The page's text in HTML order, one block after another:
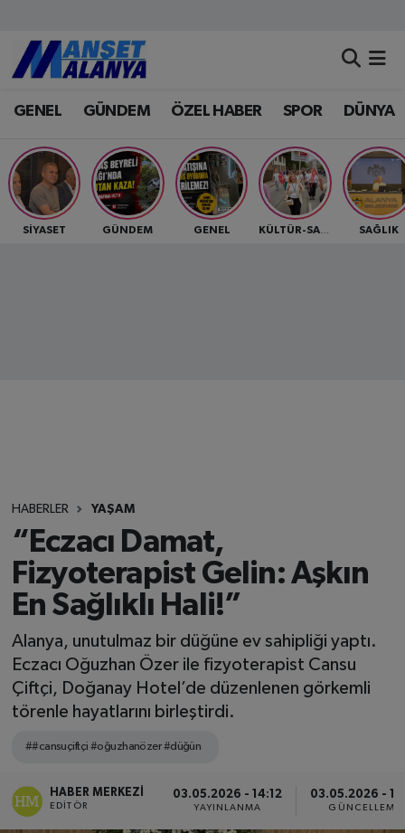
GENEL GÜNDEM ÖZEL HABER SPOR DÜNYA
SİYASET GÜNDEM GENEL KÜLTÜR-SANAT SAĞLIK
HABERLER YAŞAM
“Eczacı Damat,
Fizyoterapist Gelin: Aşkın
En Sağlıklı Hali!”
Alanya, unutulmaz bir düğüne ev sahipliği yaptı.
Eczacı Oğuzhan Özer ile fizyoterapist Cansu
Çiftçi, Doğanay Hotel’de düzenlenen görkemli
törenle hayatlarını birleştirdi.
##cansuçiftçi #oğuzhanözer #düğün
HABER MERKEZI
EDITÖR
03.05.2026 - 14:12
YAYINLANMA
03.05.2026 -
GÜNCELLEME
Antalya Nöbetçi Eczaneler
Antalya Hava Durumu
Antalya Namaz Vakitleri
Antalya Trafik Yoğunluk Haritası